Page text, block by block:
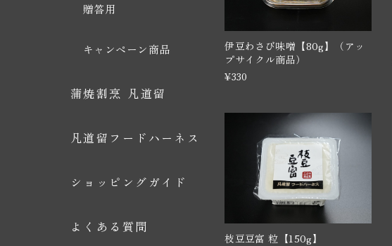
贈答用
キャンペーン商品
蒲焼割烹 凡道留
凡道留フードハーネス
ショッピングガイド
よくある質問
伊豆わさび味噌【80g】（アッ
プサイクル商品）
¥330
枝豆豆富 粒【150g】